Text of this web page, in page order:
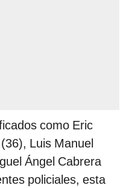
como Eric
Luis Manuel
Ángel Cabrera
policiales, esta